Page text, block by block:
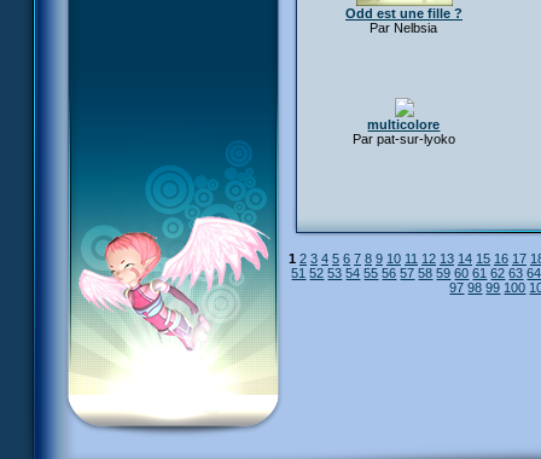
Odd est une fille ?
Par Nelbsia
multicolore
Par pat-sur-lyoko
1 2 3 4 5 6 7 8 9 10 11 12 13 14 15 16 17
51 52 53 54 55 56 57 58 59 60 61 62 63 64
97 98 99 100